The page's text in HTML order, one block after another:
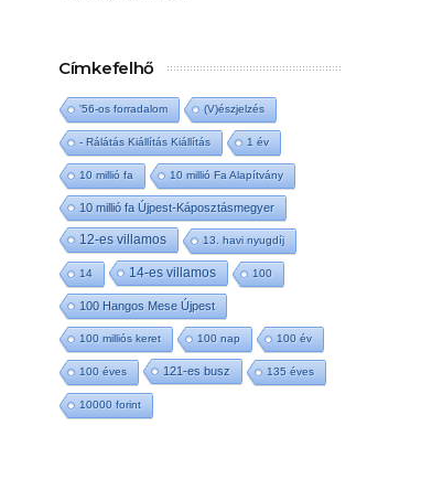
Címkefelhő
'56-os forradalom (V)észjelzés
- Rálátás Kiállítás Kiállítás 1 év
10 millió fa 10 millió Fa Alapítvány
10 millió fa Újpest-Káposztásmegyer
12-es villamos 13. havi nyugdíj
14 14-es villamos 100
100 Hangos Mese Újpest
100 milliós keret 100 nap 100 év
100 éves 121-es busz 135 éves
10000 forint